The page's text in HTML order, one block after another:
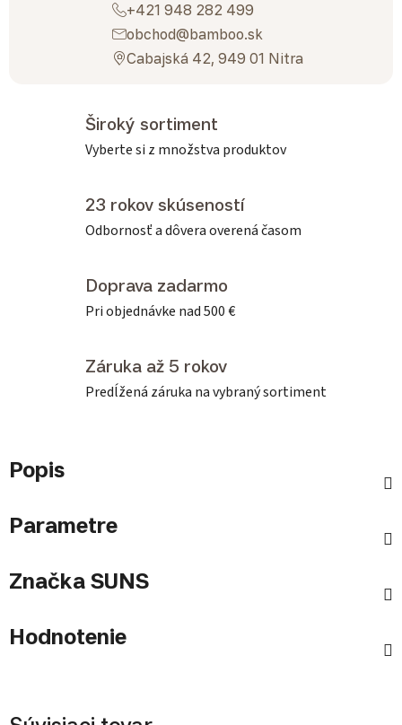
+421 948 282 499
obchod@bamboo.sk
Cabajská 42, 949 01 Nitra
Široký sortiment
Vyberte si z množstva produktov
23 rokov skúseností
Odbornosť a dôvera overená časom
Doprava zadarmo
Pri objednávke nad 500 €
Záruka až 5 rokov
Predĺžená záruka na vybraný sortiment
Popis
Parametre
Značka SUNS
Hodnotenie